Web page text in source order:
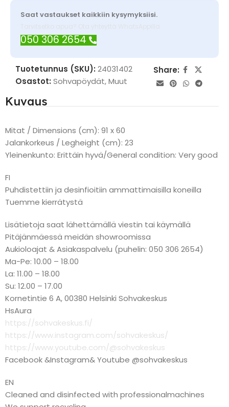
Saat vastaukset kaikkiin kysymyksiisi.
Tarvitsetko apua? Ota yhteyttä WhatsAppilla
050 306 2654
Tuotetunnus (SKU): 24031402
Osastot: Sohvapöydät,Muut
Share:
Kuvaus
Mitat / Dimensions (cm): 91 x 60
Jalankorkeus / Legheight (cm): 23
Yleinenkunto: Erittäin hyvä/General condition: Very good
FI
Puhdistettiin ja desinfioitiin ammattimaisilla koneilla
Tuemme kierrätystä
Lisätietoja saat lähettämällä viestin tai käymällä
Pitäjänmäessä meidän showroomissa
Aukioloajat & Asiakaspalvelu (puhelin: 050 306 2654)
Ma-Pe: 10.00 – 18.00
La: 11.00 – 18.00
Su: 12.00 – 17.00
Kornetintie 6 A, 00380 Helsinki Sohvakeskus
HsAura
https://sohvakeskus.fi/
https://www.instagram.com/sohvakeskus/
https://www.youtube.com/@sohvakeskus
Facebook &Instagram& Youtube @sohvakeskus
EN
Cleaned and disinfected with professionalmachines